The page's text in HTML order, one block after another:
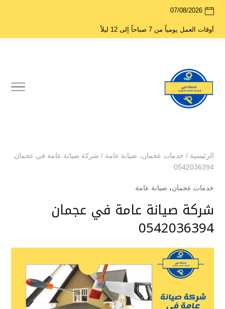
07/08/2026
أوقات العمل يومياً من 7 صباحاً إلى 12 ليلاً
الرئيسية / خدمات عجمان، صيانة عامة / شركة صيانة عامة في عجمان
0542036394
خدمات عجمان، صيانة عامة
شركة صيانة عامة في عجمان
0542036394